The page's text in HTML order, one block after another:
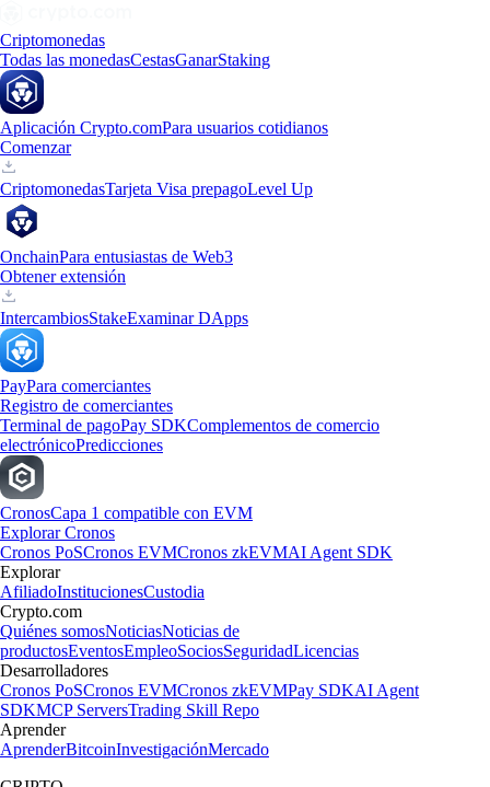
Criptomonedas
Todas las monedasCestasGanarStaking
Aplicación Crypto.comPara usuarios cotidianos
Comenzar
CriptomonedasTarjeta Visa prepagoLevel Up
OnchainPara entusiastas de Web3
Obtener extensión
IntercambiosStakeExaminar DApps
PayPara comerciantes
Registro de comerciantes
Terminal de pagoPay SDKComplementos de comercio
electrónicoPredicciones
CronosCapa 1 compatible con EVM
Explorar Cronos
Cronos PoSCronos EVMCronos zkEVMAI Agent SDK
Explorar
AfiliadoInstitucionesCustodia
Crypto.com
Quiénes somosNoticiasNoticias de
productosEventosEmpleoSociosSeguridadLicencias
Desarrolladores
Cronos PoSCronos EVMCronos zkEVMPay SDKAI Agent
SDKMCP ServersTrading Skill Repo
Aprender
AprenderBitcoinInvestigaciónMercado